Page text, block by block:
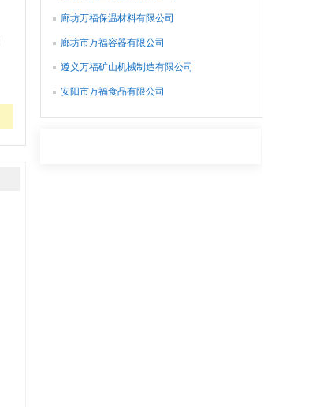
廊坊万福保温材料有限公司
廊坊市万福容器有限公司
遵义万福矿山机械制造有限公司
安阳市万福食品有限公司